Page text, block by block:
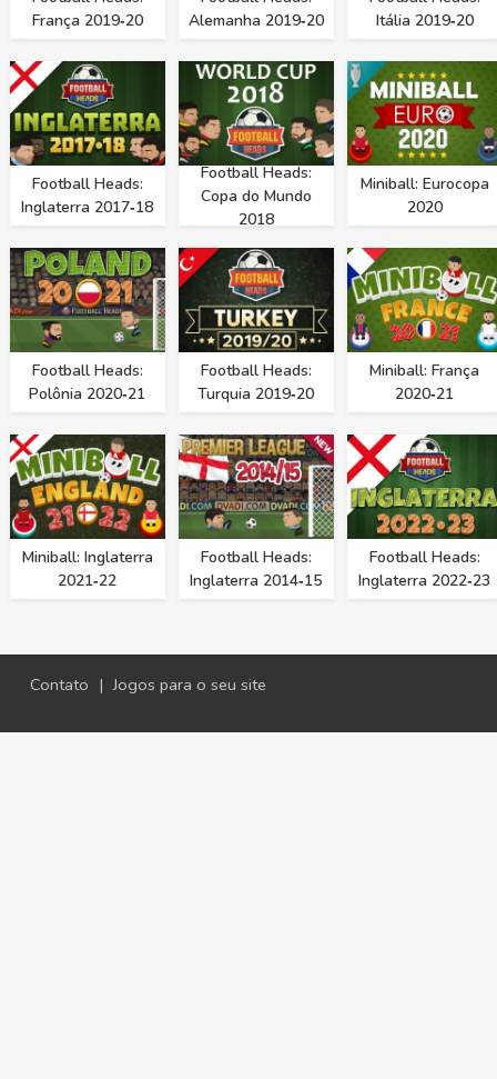
França 2019‑20
Alemanha 2019‑20
Itália 2019‑20
Football Heads:
Inglaterra 2017‑18
Football Heads:
Copa do Mundo
2018
Miniball: Eurocopa
2020
Football Heads:
Polônia 2020‑21
Football Heads:
Turquia 2019‑20
Miniball: França
2020‑21
Miniball: Inglaterra
2021‑22
Football Heads:
Inglaterra 2014‑15
Football Heads:
Inglaterra 2022‑23
Contato | Jogos para o seu site